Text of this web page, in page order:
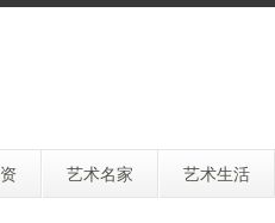
艺术名家 艺术生活